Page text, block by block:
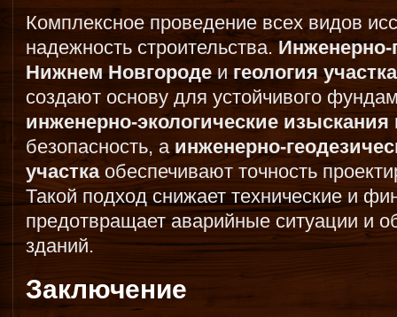
Комплексное проведение всех видов
надежность строительства.Инженерно-
Нижнем Новгородеигеология
создают основу для устойчивого
инженерно-экологические изыскания
безопасность, аинженерно-
участкаобеспечивают точность
Такой подход снижает технические и
предотвращает аварийные ситуации и
зданий.
Заключение